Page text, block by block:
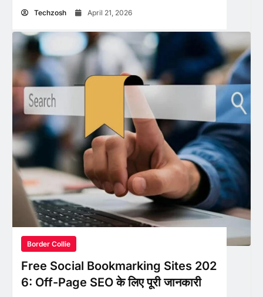
Techzosh April 21, 2026
Border Collie
Free Social Bookmarking Sites 202
6: Off-Page SEO के लिए पूरी जानकारी